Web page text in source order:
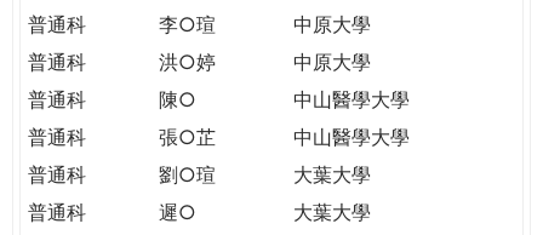
普通科
李○瑄
中原大學
普通科
洪○婷
中原大學
普通科
陳○
中山醫學大學
普通科
張○芷
中山醫學大學
普通科
劉○瑄
大葉大學
普通科
遲○
大葉大學